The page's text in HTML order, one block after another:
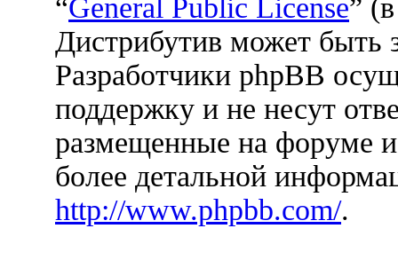
“General Public License”
Дистрибутив может быть
Разработчики phpBB
поддержку и не несут
размещенные на форуме
более детальной
http://www.phpbb.com/.